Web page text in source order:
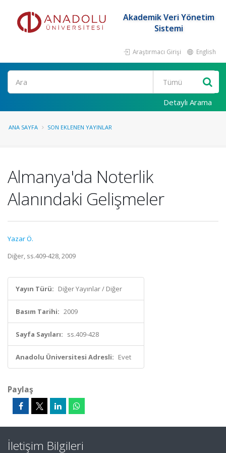
Akademik Veri Yönetim
Sistemi
Araştırmacı Girişi English
Ara
Detaylı Arama
ANA SAYFA SON EKLENEN YAYINLAR
Almanya'da Noterlik
Alanındaki Gelişmeler
Yazar Ö.
Diğer, ss.409-428, 2009
Yayın Türü: Diğer Yayınlar / Diğer
Basım Tarihi: 2009
Sayfa Sayıları: ss.409-428
Anadolu Üniversitesi Adresli: Evet
Paylaş
İletişim Bilgileri